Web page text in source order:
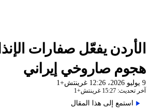
الأردن يفعّل صفارات
هجوم صاروخي إيراني
9 يوليو 2026، 12:26 غرينتش+1
آخر تحديث: 15:27 غرينتش+1
استمع إلى هذا المقال